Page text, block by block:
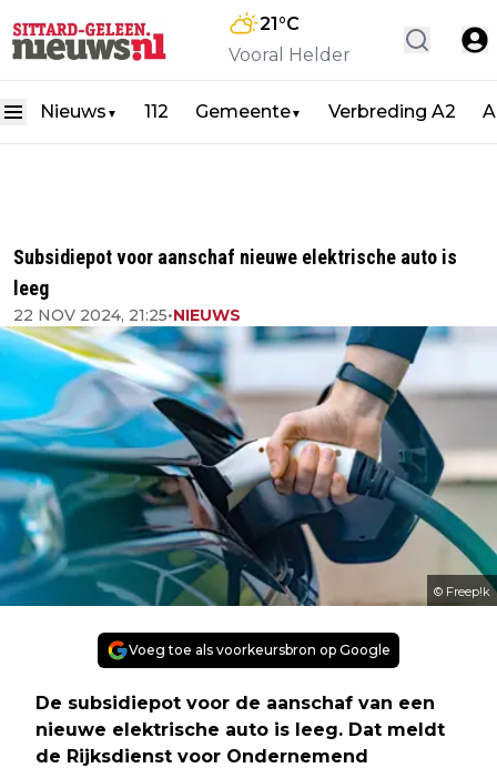
21°C
Vooral Helder
Nieuws ▼ 112 Gemeente▼ Verbreding A2
Subsidiepot voor aanschaf nieuwe elektrische auto is
leeg
22 NOV 2024, 21:25•NIEUWS
© Freep!k
Voeg toe als voorkeursbron op Google
De subsidiepot voor de aanschaf van een
nieuwe elektrische auto is leeg. Dat meldt
de Rijksdienst voor Ondernemend